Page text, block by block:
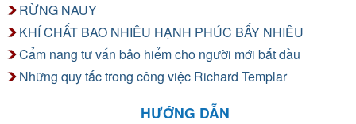
RỪNG NAUY
KHÍ CHẤT BAO NHIÊU HẠNH PHÚC BẤY NHIÊU
Cẩm nang tư vấn bảo hiểm cho người mới bắt đầu
Những quy tắc trong công việc Richard Templar
HƯỚNG DẪN